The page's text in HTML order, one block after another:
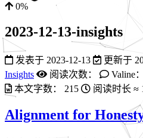
0%
2023-12-13-insights
发表于 2023-12-13 更新于
Insights
阅读次数：
Valine：
本文字数：
215 阅读时长 ≈
Alignment for